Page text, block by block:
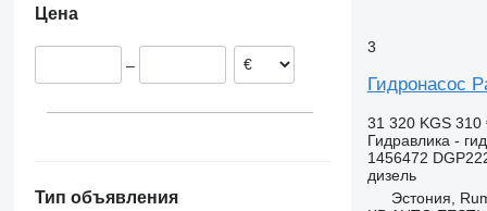
FL615
Цена
–
Тип объявления
3
Гидронасос
31 320 KGS 310
Гидравлика -
1456472
дизель
Эстония,